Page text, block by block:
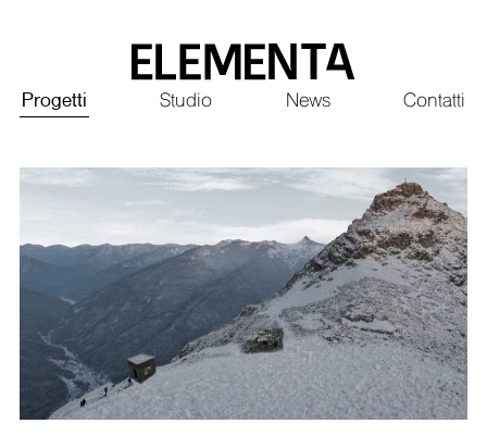
principal
Principale
Progetti Studio News Contatti